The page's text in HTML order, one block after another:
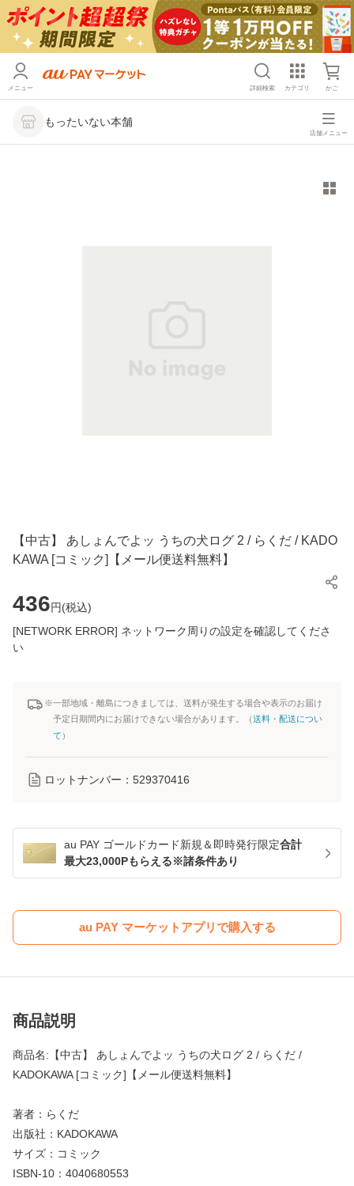
メニュー 詳細検索 カテゴリ かご
もったいない本舗
店舗メニュー
【中古】 あしょんでよッ うちの犬ログ 2 / らくだ / KADO
KAWA [コミック]【メール便送料無料】
436円(税込)
[NETWORK ERROR] ネットワーク周りの設定を確認してくださ
い
※一部地域・離島につきましては、送料が発生する場合や表示のお届け
予定日期間内にお届けできない場合があります。（送料・配送につい
て ）
ロットナンバー： 529370416
au PAY ゴールドカード新規＆即時発行限定合計
最大23,000Pもらえる※諸条件あり
au PAY マーケットアプリで購入する
商品説明
商品名:【中古】 あしょんでよッ うちの犬ログ 2 / らくだ /
KADOKAWA [コミック]【メール便送料無料】
著者：らくだ
出版社：KADOKAWA
サイズ：コミック
ISBN-10：4040680553